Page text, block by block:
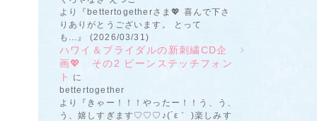
より『bettertogetherさま💖 喜んで下さ
りありがとうございます。 とって
も...』 (2026/03/31)
ハワイ＆ブライダルの新刺繍CD企
画💖 その2 ビーンステッチフォン
ト
に
bettertogether
より『きゃー！！！やったー！！う、う、
う、嬉しすぎます♡♡♡♪(´ε｀ )楽しみす